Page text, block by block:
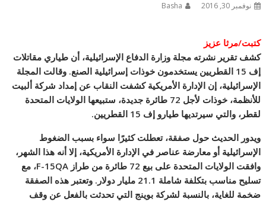
نوفمبر 30, 2016 Basha
كتبت/مرثا عزيز
كشف تقرير نشرته مجلة وزارة الدفاع الإسرائيلية، أن طياري مقاتلات
إف 15 القطريين يستخدمون خوذات إسرائيلية الصنع. وقالت المجلة
الإسرائيلية، إن الإدارة الأمريكية كشفت النقاب عن إمداد شركة ألبيت
للأنظمة، خوذات لأجل 72 طائرة جديدة، ستبيعها الولايات المتحدة
لقطر، والتي سيرتديها طيارو إف 15 القطريين.
ويدور الحديث حول صفقة، تعطلت كثيرًا سواء بسبب الضغوط
الإسرائيلية أو معارضة عناصر في الإدارة الأمريكية، إلا أنه هذا الشهر،
وافق
ت الولايات المتحدة على بيع 72 طائرة من طراز F-15QA، مع
تسليح مناسب بتكلفة شاملة 21.1 مليار دولار. وتعتبر هذه الصفقة
ضخمة للغاية، بالنسبة لشركة بوينج التي تحدثت بالفعل عن وقف